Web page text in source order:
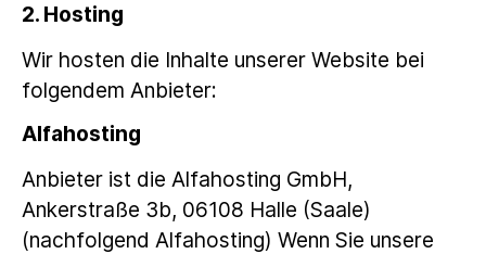
2. Hosting
Wir hosten die Inhalte unserer Website bei
folgendem Anbieter:
Alfahosting
Anbieter ist die Alfahosting GmbH,
Ankerstraße 3b, 06108 Halle (Saale)
(nachfolgend Alfahosting) Wenn Sie unsere